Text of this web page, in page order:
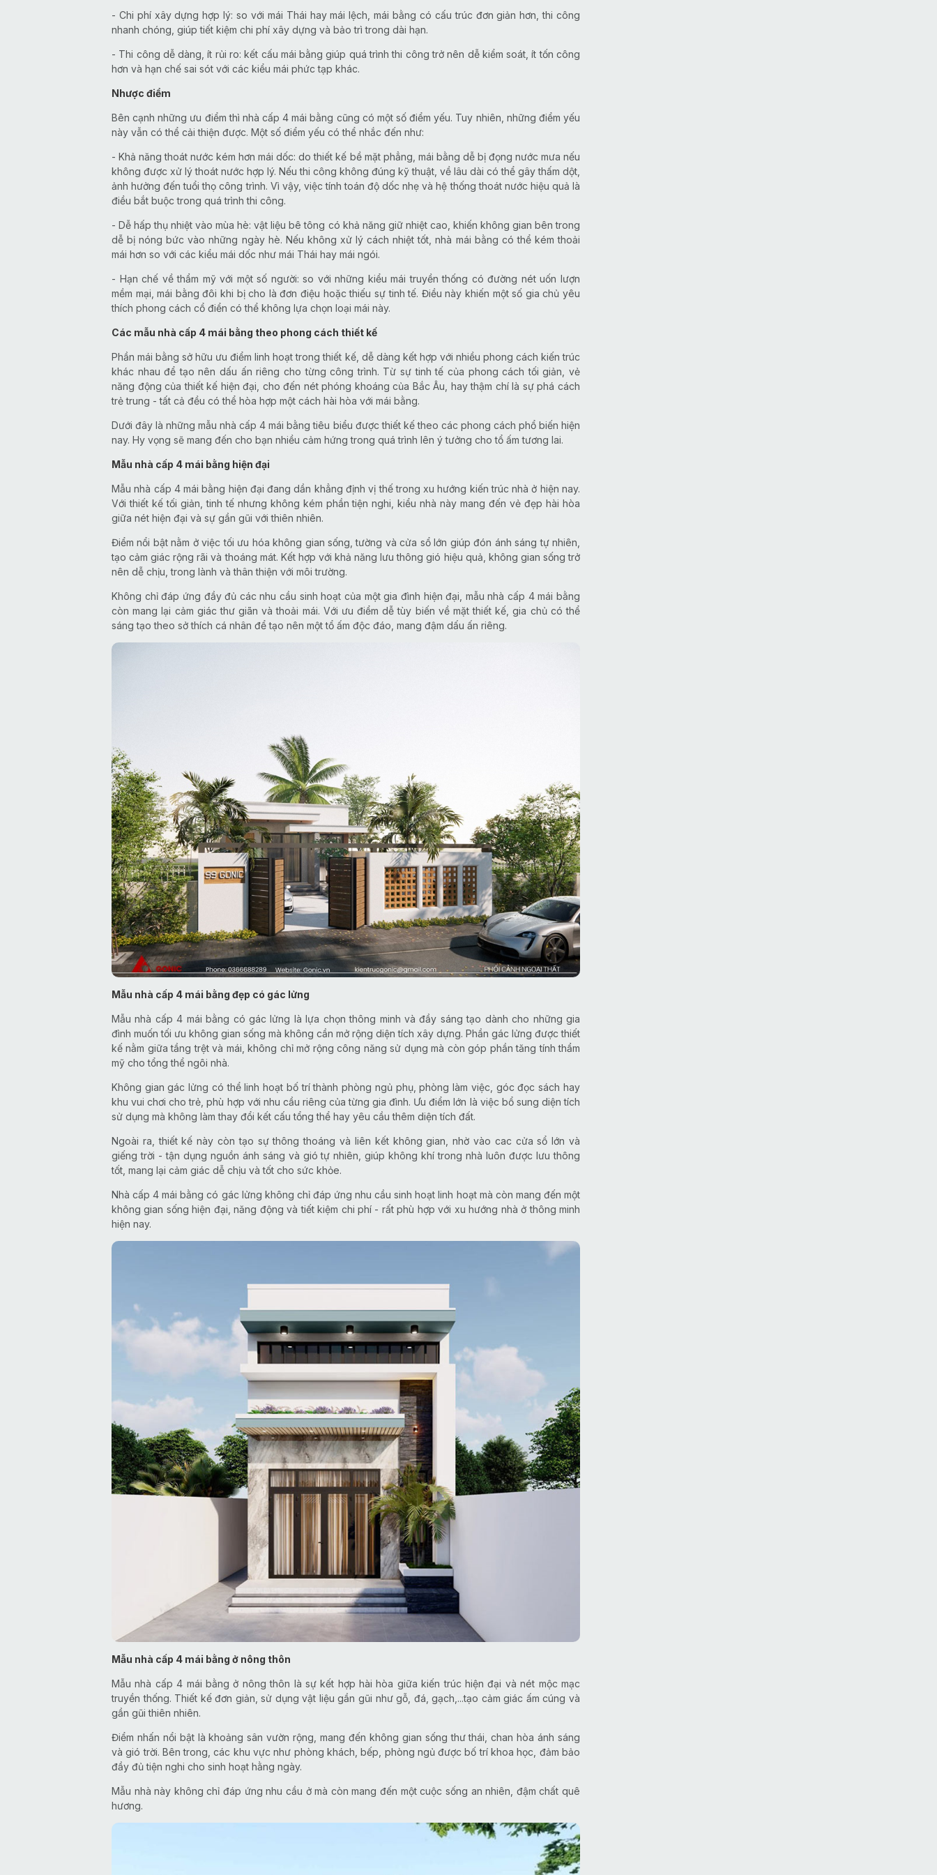
- Chi phí xây dựng hợp lý: so với mái Thái hay mái lệch, mái bằng có cấu trúc đơn giản hơn, thi công
nhanh chóng, giúp tiết kiệm chi phí xây dựng và bảo trì trong dài hạn.
- Thi công dễ dàng, ít rủi ro: kết cấu mái bằng giúp quá trình thi công trở nên dễ kiểm soát, ít tốn công
hơn và hạn chế sai sót với các kiểu mái phức tạp khác.
Nhược điểm
Bên cạnh những ưu điểm thì nhà cấp 4 mái bằng cũng có một số điểm yếu. Tuy nhiên, những điểm yếu
này vẫn có thể cải thiện được. Một số điểm yếu có thể nhắc đến như:
- Khả năng thoát nước kém hơn mái dốc: do thiết kế bề mặt phẳng, mái bằng dễ bị đọng nước mưa nếu
không được xử lý thoát nước hợp lý. Nếu thi công không đúng kỹ thuật, về lâu dài có thể gây thấm dột,
ảnh hưởng đến tuổi thọ công trình. Vì vậy, việc tính toán độ dốc nhẹ và hệ thống thoát nước hiệu quả là
điều bắt buộc trong quá trình thi công.
- Dễ hấp thụ nhiệt vào mùa hè: vật liệu bê tông có khả năng giữ nhiệt cao, khiến không gian bên trong
dễ bị nóng bức vào những ngày hè. Nếu không xử lý cách nhiệt tốt, nhà mái bằng có thể kém thoải
mái hơn so với các kiểu mái dốc như mái Thái hay mái ngói.
- Hạn chế về thẩm mỹ với một số người: so với những kiểu mái truyền thống có đường nét uốn lượn
mềm mại, mái bằng đôi khi bị cho là đơn điệu hoặc thiếu sự tinh tế. Điều này khiến một số gia chủ yêu
thích phong cách cổ điển có thể không lựa chọn loại mái này.
Các mẫu nhà cấp 4 mái bằng theo phong cách thiết kế
Phần mái bằng sở hữu ưu điểm linh hoạt trong thiết kế, dễ dàng kết hợp với nhiều phong cách kiến trúc
khác nhau để tạo nên dấu ấn riêng cho từng công trình. Từ sự tinh tế của phong cách tối giản, vẻ
năng động của thiết kế hiện đại, cho đến nét phóng khoáng của Bắc Âu, hay thậm chí là sự phá cách
trẻ trung - tất cả đều có thể hòa hợp một cách hài hòa với mái bằng.
Dưới đây là những mẫu nhà cấp 4 mái bằng tiêu biểu được thiết kế theo các phong cách phổ biến hiện
nay. Hy vọng sẽ mang đến cho bạn nhiều cảm hứng trong quá trình lên ý tưởng cho tổ ấm tương lai.
Mẫu nhà cấp 4 mái bằng hiện đại
Mẫu nhà cấp 4 mái bằng hiện đại đang dần khẳng định vị thế trong xu hướng kiến trúc nhà ở hiện nay.
Với thiết kế tối giản, tinh tế nhưng không kém phần tiện nghi, kiểu nhà này mang đến vẻ đẹp hài hòa
giữa nét hiện đại và sự gần gũi với thiên nhiên.
Điểm nổi bật nằm ở việc tối ưu hóa không gian sống, tường và cửa sổ lớn giúp đón ánh sáng tự nhiên,
tạo cảm giác rộng rãi và thoáng mát. Kết hợp với khả năng lưu thông gió hiệu quả, không gian sống trở
nên dễ chịu, trong lành và thân thiện với môi trường.
Không chỉ đáp ứng đầy đủ các nhu cầu sinh hoạt của một gia đình hiện đại, mẫu nhà cấp 4 mái bằng
còn mang lại cảm giác thư giãn và thoải mái. Với ưu điểm dễ tùy biến về mặt thiết kế, gia chủ có thể
sáng tạo theo sở thích cá nhân để tạo nên một tổ ấm độc đáo, mang đậm dấu ấn riêng.
Mẫu nhà cấp 4 mái bằng đẹp có gác lửng
Mẫu nhà cấp 4 mái bằng có gác lửng là lựa chọn thông minh và đầy sáng tạo dành cho những gia
đình muốn tối ưu không gian sống mà không cần mở rộng diện tích xây dựng. Phần gác lửng được thiết
kế nằm giữa tầng trệt và mái, không chỉ mở rộng công năng sử dụng mà còn góp phần tăng tính thẩm
mỹ cho tổng thể ngôi nhà.
Không gian gác lửng có thể linh hoạt bố trí thành phòng ngủ phụ, phòng làm việc, góc đọc sách hay
khu vui chơi cho trẻ, phù hợp với nhu cầu riêng của từng gia đình. Ưu điểm lớn là việc bổ sung diện tích
sử dụng mà không làm thay đổi kết cấu tổng thể hay yêu cầu thêm diện tích đất.
Ngoài ra, thiết kế này còn tạo sự thông thoáng và liên kết không gian, nhờ vào cac cửa sổ lớn và
giếng trời - tận dụng nguồn ánh sáng và gió tự nhiên, giúp không khí trong nhà luôn được lưu thông
tốt, mang lại cảm giác dễ chịu và tốt cho sức khỏe.
Nhà cấp 4 mái bằng có gác lửng không chỉ đáp ứng nhu cầu sinh hoạt linh hoạt mà còn mang đến một
không gian sống hiện đại, năng động và tiết kiệm chi phí - rất phù hợp với xu hướng nhà ở thông minh
hiện nay.
Mẫu nhà cấp 4 mái bằng ở nông thôn
Mẫu nhà cấp 4 mái bằng ở nông thôn là sự kết hợp hài hòa giữa kiến trúc hiện đại và nét mộc mạc
truyền thống. Thiết kế đơn giản, sử dụng vật liệu gần gũi như gỗ, đá, gạch,...tạo cảm giác ấm cúng và
gần gũi thiên nhiên.
Điểm nhấn nổi bật là khoảng sân vườn rộng, mang đến không gian sống thư thái, chan hòa ánh sáng
và gió trời. Bên trong, các khu vực như phòng khách, bếp, phòng ngủ được bố trí khoa học, đảm bảo
đầy đủ tiện nghi cho sinh hoạt hằng ngày.
Mẫu nhà này không chỉ đáp ứng nhu cầu ở mà còn mang đến một cuộc sống an nhiên, đậm chất quê
hương.